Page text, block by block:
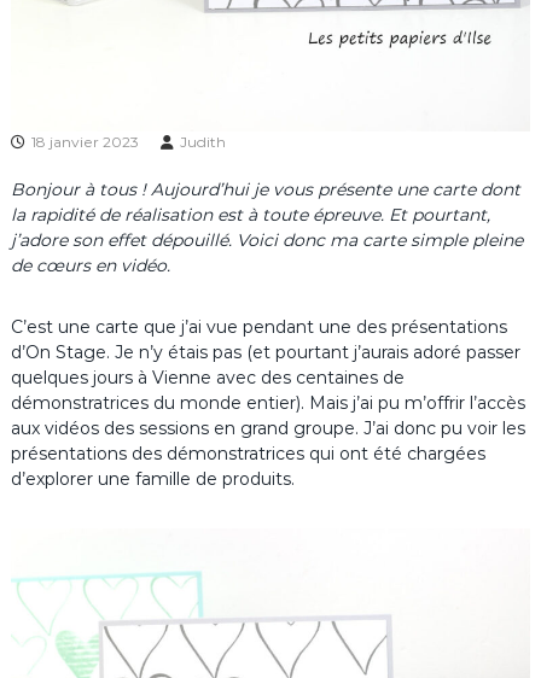
18 janvier 2023 Judith
Bonjour à tous ! Aujourd’hui je vous présente une carte dont
la rapidité de réalisation est à toute épreuve. Et pourtant,
j’adore son effet dépouillé. Voici donc ma carte simple pleine
de cœurs en vidéo.
C’est une carte que j’ai vue pendant une des présentations
d’On Stage. Je n’y étais pas (et pourtant j’aurais adoré passer
quelques jours à Vienne avec des centaines de
démonstratrices du monde entier). Mais j’ai pu m’offrir l’accès
aux vidéos des sessions en grand groupe. J’ai donc pu voir les
présentations des démonstratrices qui ont été chargées
d’explorer une famille de produits.